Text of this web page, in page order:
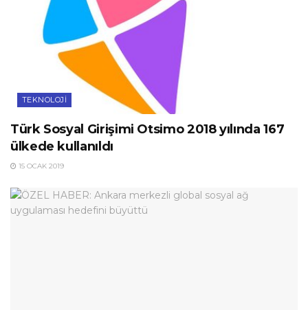
TEKNOLOJI
Türk Sosyal Girişimi Otsimo 2018 yılında 167
ülkede kullanıldı
15 OCAK 2019